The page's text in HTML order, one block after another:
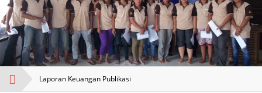
Laporan Keuangan Publikasi